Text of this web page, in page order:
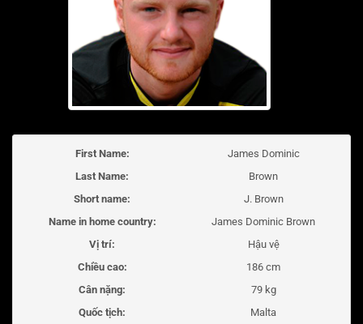
First Name:
James Dominic
Last Name:
Brown
Short name:
J. Brown
Name in home country:
James Dominic Brown
Vị trí:
Hậu vệ
Chiều cao:
186 cm
Cân nặng:
79 kg
Quốc tịch:
Malta